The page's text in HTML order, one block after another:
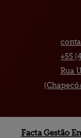
+55
Rua
Facta Gestão